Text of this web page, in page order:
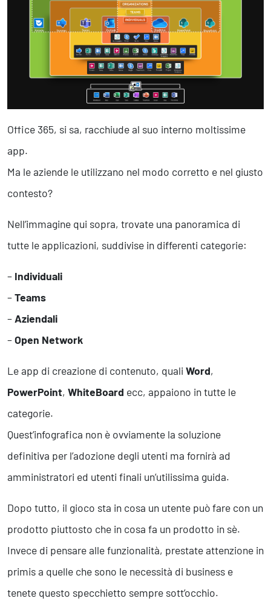
Finanza Strategica
231 Gestione Rischi
Future
Sostenibilità
Collaborative Design
Europe
Digital
Modern Infrastructure
Produttività & Lavoro in Team
Remote Working & Video e Audio Conferencing
Business Intelligence, Analitiche e Intelligenza Artificiale
Operation
Efficientamento Aziendale
Finanza & Gestione Economica
Risk Management
Safety
Assistenza Ambientale
Cyber Security
Office 365, si sa, racchiude al suo interno moltissime
app.
Ma le aziende le utilizzano nel modo corretto e nel giusto
contesto?
Nell’immagine qui sopra, trovate una panoramica di
tutte le applicazioni, suddivise in differenti categorie:
– Individuali
–Teams
– Aziendali
–Open Network
Le app di creazione di contenuto, quali Word,
PowerPoint, WhiteBoard ecc, appaiono in tutte le
categorie.
Quest’infografica non è ovviamente la soluzione
definitiva per l’adozione degli utenti ma fornirà ad
amministratori ed utenti finali un’utilissima guida.
Dopo tutto, il gioco sta in cosa un utente può fare con un
prodotto piuttosto che in cosa fa un prodotto in sè.
Invece di pensare alle funzionalità, prestate attenzione in
primis a quelle che sono le necessità di business e
tenete questo specchietto sempre sott’occhio.